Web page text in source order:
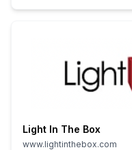
Light In The Box
www.lightinthebox.com